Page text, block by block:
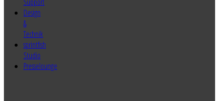
Design
&
Technik
sprintfish
Studio
Presselounge